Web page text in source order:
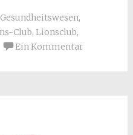
Gesundheitswesen,
Club, Lionsclub,
Ein Kommentar